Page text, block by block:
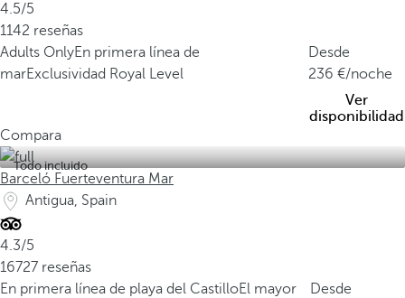
4.5/5
1142 reseñas
Adults OnlyEn primera línea de
marExclusividad Royal Level
Desde
236
/noche
Ver
disponibilidad
Compara
Todo incluido
Barceló Fuerteventura Mar
Antigua, Spain
4.3/5
16727 reseñas
En primera línea de playa del CastilloEl mayor
Desde